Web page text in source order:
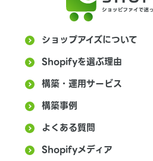
ショップアイズについて
Shopifyを選ぶ理由
構築・運用サービス
構築事例
よくある質問
Shopifyメディア